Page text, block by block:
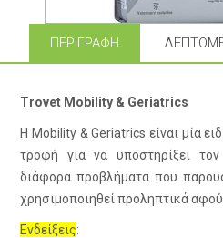
ΠΕΡΙΓΡΑΦΉ
Trovet Mobility & Geriatrics
Η Mobility & Geriatrics είναι μία
τροφή για να υποστηρίξει
διάφορα προβλήματα που
χρησιμοποιηθεί προληπτικά
Ενδείξεις: